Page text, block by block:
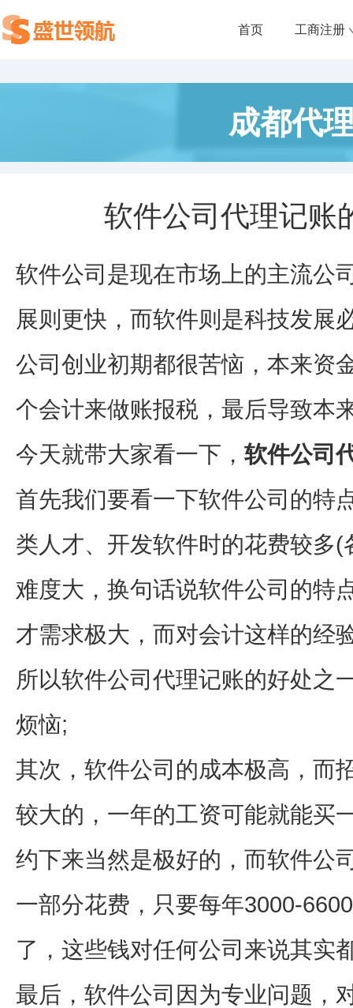
首页 工商注册
成都代
软件公司代理记账
软件公司是现在市场上的主流公
展则更快，而软件则是科技发展
公司创业初期都很苦恼，本来资
个会计来做账报税，最后导致本
今天就带大家看一下， 软件公司
首先我们要看一下软件公司的特
类人才、开发软件时的花费较多
难度大，换句话说软件公司的特
才需求极大，而对会计这样的经
所以软件公司代理记账的好处之
烦恼;
其次，软件公司的成本极高，而
较大的，一年的工资可能就能买
约下来当然是极好的，而软件公
一部分花费，只要每年3000-
了，这些钱对任何公司来说其实
最后，软件公司因为专业问题，